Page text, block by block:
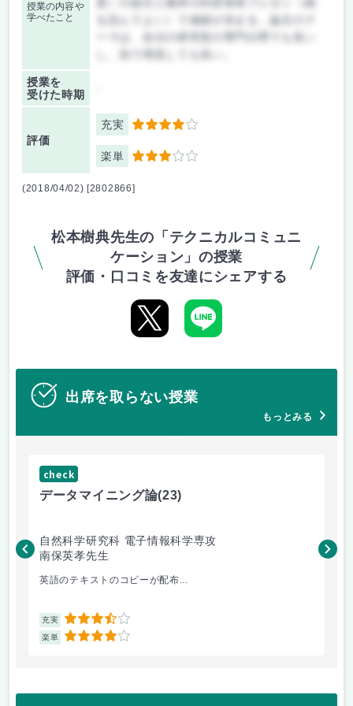
授業の内容や
学べたこと
を読んでよい）で成績が決まる。論文のテ
授業を
受けた時期
評価
充実 4
楽単 3
(2018/04/02) [2802866]
松本樹典先生の「テクニカルコミュニ
ケーション」の授業
評価・口コミを友達にシェアする
出席を取らない授業
もっとみる
check
データマイニング論(23)
自然科学研究科 電子情報科学専攻
南保英孝先生
英語のテキストのコピーが配布...
充実 3.5
楽単 4
渡